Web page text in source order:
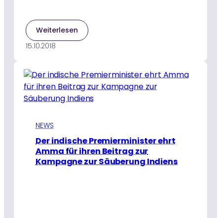
Weiterlesen:
Die
wird
durch
Bildung
gestärkt
15.10.2018
NEWS
Der indische Premierminister ehrt
Amma für ihren Beitrag zur
Kampagne zur Säuberung Indiens